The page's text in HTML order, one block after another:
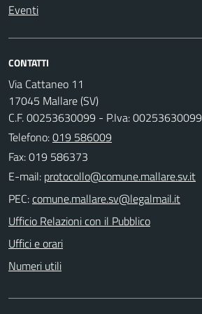
Eventi
CONTATTI
Via Cattaneo 11
17045 Mallare (SV)
C.F. 00253630099 - P.Iva: 00253630099
Telefono:019 586009
Fax: 019 586373
E-mail:
PEC:
Ufficio Relazioni con il Pubblico
Uffici e orari
Numeri utili